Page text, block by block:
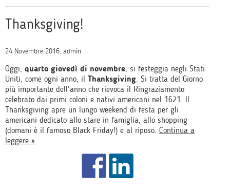
Thanksgiving!
24 Novembre 2016, admin
Oggi, quarto giovedì di novembre, si festeggia negli Stati
Uniti, come ogni anno, il Thanksgiving. Si tratta del Giorno
più importante dell’anno che rievoca il Ringraziamento
celebrato dai primi coloni e nativi americani nel 1621. Il
Thanksgiving apre un lungo weekend di festa per gli
americani dedicato allo stare in famiglia, allo shopping
(domani è il famoso Black Friday!) e al riposo. Continua a
leggere »